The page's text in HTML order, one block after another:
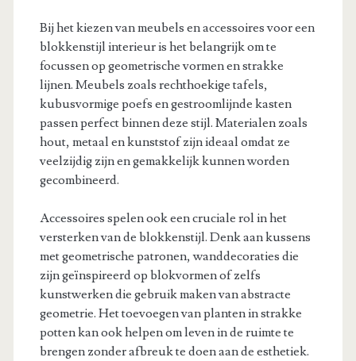
Bij het kiezen van meubels en accessoires voor een
blokkenstijl interieur is het belangrijk om te
focussen op geometrische vormen en strakke
lijnen. Meubels zoals rechthoekige tafels,
kubusvormige poefs en gestroomlijnde kasten
passen perfect binnen deze stijl. Materialen zoals
hout, metaal en kunststof zijn ideaal omdat ze
veelzijdig zijn en gemakkelijk kunnen worden
gecombineerd.
Accessoires spelen ook een cruciale rol in het
versterken van de blokkenstijl. Denk aan kussens
met geometrische patronen, wanddecoraties die
zijn geïnspireerd op blokvormen of zelfs
kunstwerken die gebruik maken van abstracte
geometrie. Het toevoegen van planten in strakke
potten kan ook helpen om leven in de ruimte te
brengen zonder afbreuk te doen aan de esthetiek.